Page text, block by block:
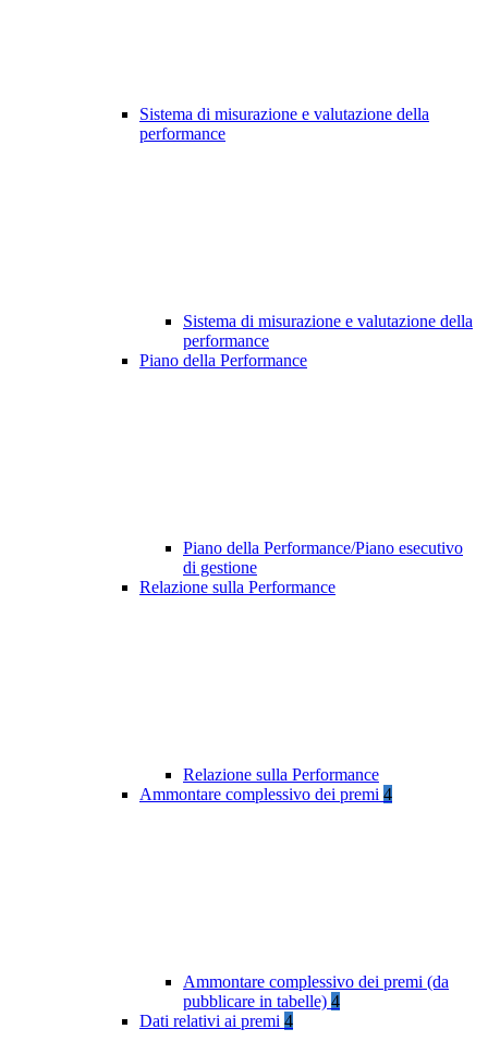
Sistema di misurazione e valutazione della
performance
Sistema di misurazione e valutazione della
performance
Piano della Performance
Piano della Performance/Piano esecutivo
di gestione
Relazione sulla Performance
Relazione sulla Performance
Ammontare complessivo dei premi 4
Ammontare complessivo dei premi (da
pubblicare in tabelle) 4
Dati relativi ai premi 4